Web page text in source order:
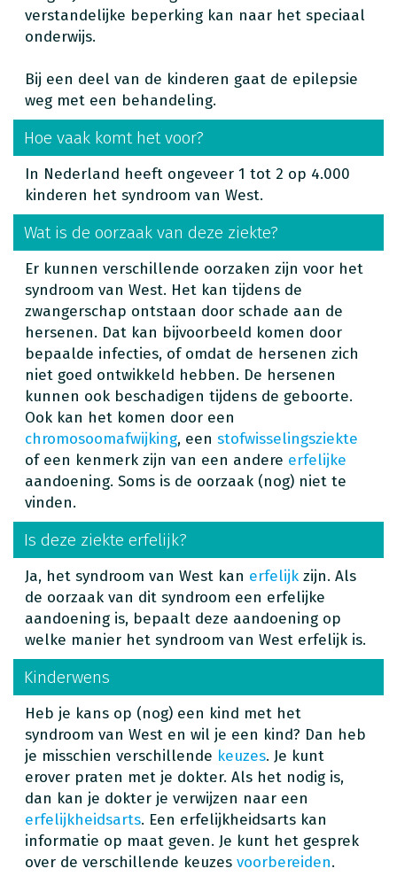
verstandelijke beperking kan naar het speciaal
onderwijs.
Bij een deel van de kinderen gaat de epilepsie
weg met een behandeling.
Hoe vaak komt het voor?
In Nederland heeft ongeveer 1 tot 2 op 4.000
kinderen het syndroom van West.
Wat is de oorzaak van deze ziekte?
Er kunnen verschillende oorzaken zijn voor het
syndroom van West. Het kan tijdens de
zwangerschap ontstaan door schade aan de
hersenen. Dat kan bijvoorbeeld komen door
bepaalde infecties, of omdat de hersenen zich
niet goed ontwikkeld hebben. De hersenen
kunnen ook beschadigen tijdens de geboorte.
Ook kan het komen door een
chromosoomafwijking, een stofwisselingsziekte
of een kenmerk zijn van een andere erfelijke
aandoening. Soms is de oorzaak (nog) niet te
vinden.
Is deze ziekte erfelijk?
Ja, het syndroom van West kan erfelijk zijn. Als
de oorzaak van dit syndroom een erfelijke
aandoening is, bepaalt deze aandoening op
welke manier het syndroom van West erfelijk is.
Kinderwens
Heb je kans op (nog) een kind met het
syndroom van West en wil je een kind? Dan heb
je misschien verschillende keuzes. Je kunt
erover praten met je dokter. Als het nodig is,
dan kan je dokter je verwijzen naar een
erfelijkheidsarts. Een erfelijkheidsarts kan
informatie op maat geven. Je kunt het gesprek
over de verschillende keuzes voorbereiden.